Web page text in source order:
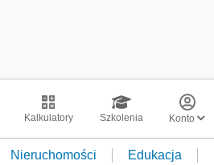
Kalkulatory Szkolenia Konto
Nieruchomości Edukacja